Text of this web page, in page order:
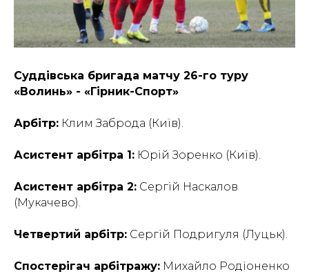
Суддівська бригада матчу 26-го туру
«Волинь» - «Гірник-Спорт»
Арбітр: Клим Заброда (Київ).
Асистент арбітра 1: Юрій Зоренко (Київ).
Асистент арбітра 2: Сергій Наскалов
(Мукачево).
Четвертий арбітр: Сергій Подригуля (Луцьк).
Спостерігач арбітражу: Михайло Родіоненко